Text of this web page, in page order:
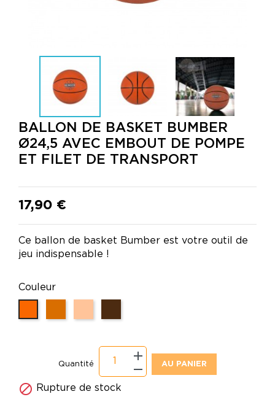
BALLON DE BASKET BUMBER
Ø24,5 AVEC EMBOUT DE POMPE
ET FILET DE TRANSPORT
17,90 €
Ce ballon de basket Bumber est votre outil de
jeu indispensable !
Couleur
Quantité AU PANIER
 Rupture de stock